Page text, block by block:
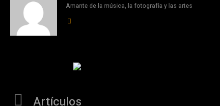
Amante de la música, la fotografía y las artes
Artículos